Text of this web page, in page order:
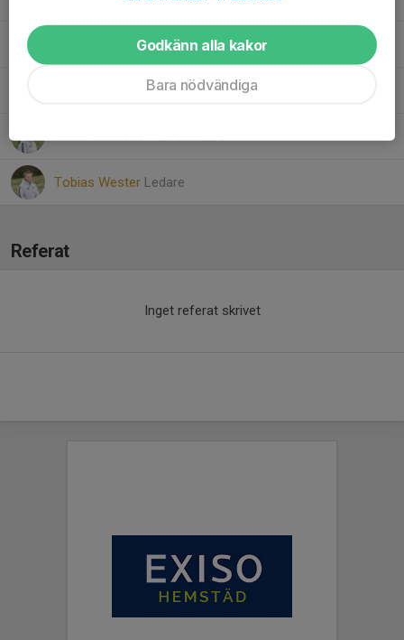
Kontaktledare
Mattias MarkströmLedare
Sofie AxmacherHuvudledare
Tobias Wester Ledare
Referat
Inget referat skrivet
Godkänn alla kakor
Bara nödvändiga